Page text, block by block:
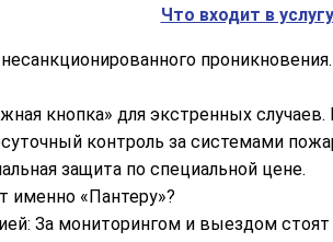
Что входит в
кнопка» для экстренных
контроль за системами
защита по специальной цене.
именно «Пантеру»?
За мониторингом и выездом